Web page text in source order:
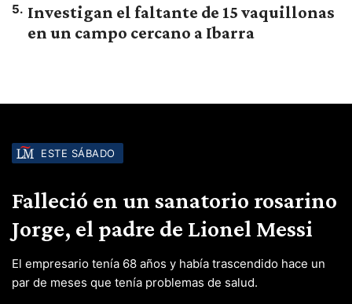
5. Investigan el faltante de 15 vaquillonas
en un campo cercano a Ibarra
ESTE SÁBADO
Falleció en un sanatorio rosarino
Jorge, el padre de Lionel Messi
El empresario tenía 68 años y había trascendido hace un
par de meses que tenía problemas de salud.